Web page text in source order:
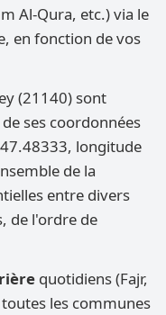
Al-Qura, etc.) via le
en fonction de vos
(21140) sont
ses coordonnées
longitude
de la
entre divers
de l'ordre de
quotidiens (Fajr,
les communes